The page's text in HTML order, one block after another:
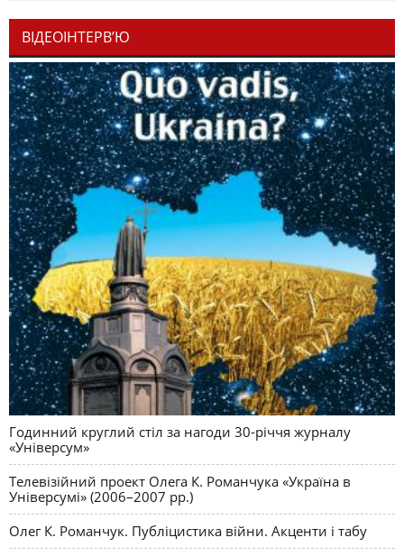
ВІДЕОІНТЕРВ’Ю
Годинний круглий стіл за нагоди 30-річчя журналу
«Універсум»
Телевізійний проект Олега К. Романчука «Україна в
Універсумі» (2006–2007 рр.)
Олег К. Романчук. Публіцистика війни. Акценти і табу